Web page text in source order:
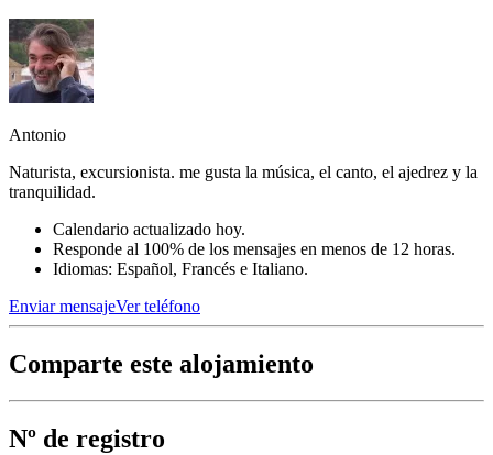
Antonio
Naturista, excursionista. me gusta la música, el canto, el ajedrez y la
tranquilidad.
Calendario actualizado hoy.
Responde al 100% de los mensajes en menos de 12 horas.
Idiomas: Español, Francés e Italiano.
Enviar mensajeVer teléfono
Comparte este alojamiento
Nº de registro